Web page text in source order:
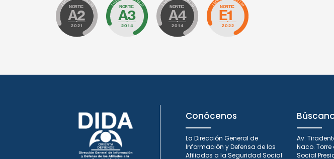
Conócenos
La Dirección General de
Información y Defensa de los
Afiliados a la Seguridad Social
Av.
Naco.
Social